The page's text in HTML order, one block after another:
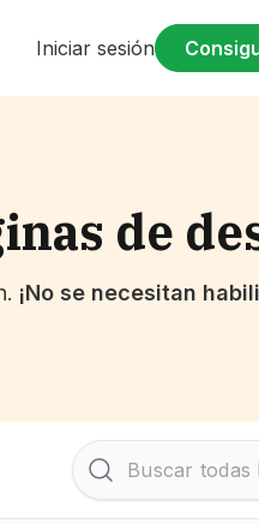
Iniciar sesión
de
¡No se necesitan